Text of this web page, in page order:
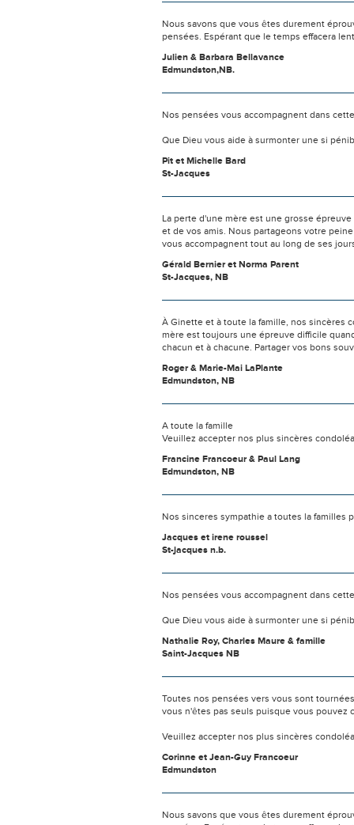
Nous savons que vous êtes durement
pensées. Espérant que le temps effacera
Julien & Barbara Bellavance
Edmundston,NB.
Nos pensées vous accompagnent dans
Que Dieu vous aide à surmonter une si
Pit et Michelle Bard
St-Jacques
La perte d'une mère est une grosse
et de vos amis. Nous partageons votre
vous accompagnent tout au long de ses
Gérald Bernier et Norma Parent
St-Jacques, NB
À Ginette et à toute la famille, nos sincères
mère est toujours une épreuve difficile
chacun et à chacune. Partager vos bons
Roger & Marie-Mai LaPlante
Edmundston, NB
A toute la famille
Veuillez accepter nos plus sincères
Francine Francoeur & Paul Lang
Edmundston, NB
Nos sinceres sympathie a toutes la familles
Jacques et irene roussel
St-jacques n.b.
Nos pensées vous accompagnent dans
Que Dieu vous aide à surmonter une si
Nathalie Roy, Charles Maure & famille
Saint-Jacques NB
Toutes nos pensées vers vous sont
vous n'êtes pas seuls puisque vous pouvez
Veuillez accepter nos plus sincères
Corinne et Jean-Guy Francoeur
Edmundston
Nous savons que vous êtes durement